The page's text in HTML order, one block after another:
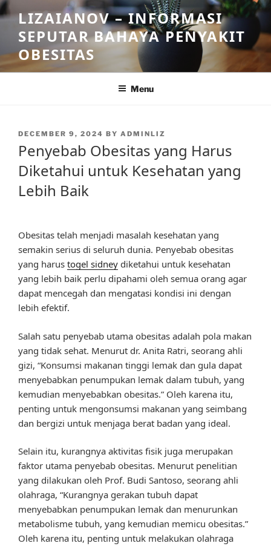
Skip
to
content
LIZAIANOV – INFORMASI
SEPUTAR BAHAYA PENYAKIT
OBESITAS
Menu
POSTED
DECEMBER 9, 2024 BY ADMINLIZ
Penyebab Obesitas yang Harus
Diketahui untuk Kesehatan yang
Lebih Baik
Obesitas telah menjadi masalah kesehatan yang
semakin serius di seluruh dunia. Penyebab obesitas
yang harus togel sidney diketahui untuk kesehatan
yang lebih baik perlu dipahami oleh semua orang agar
dapat mencegah dan mengatasi kondisi ini dengan
lebih efektif.
Salah satu penyebab utama obesitas adalah pola makan
yang tidak sehat. Menurut dr. Anita Ratri, seorang ahli
gizi, “Konsumsi makanan tinggi lemak dan gula dapat
menyebabkan penumpukan lemak dalam tubuh, yang
kemudian menyebabkan obesitas.” Oleh karena itu,
penting untuk mengonsumsi makanan yang seimbang
dan bergizi untuk menjaga berat badan yang ideal.
Selain itu, kurangnya aktivitas fisik juga merupakan
faktor utama penyebab obesitas. Menurut penelitian
yang dilakukan oleh Prof. Budi Santoso, seorang ahli
olahraga, “Kurangnya gerakan tubuh dapat
menyebabkan penumpukan lemak dan menurunkan
metabolisme tubuh, yang kemudian memicu obesitas.”
Oleh karena itu, penting untuk melakukan olahraga